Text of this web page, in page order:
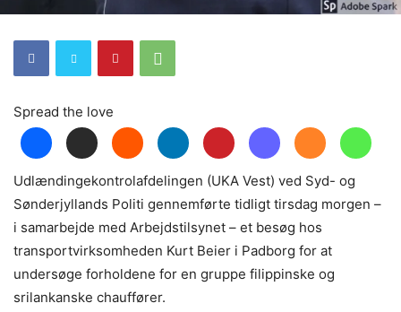
Spread the love
Udlændingekontrolafdelingen (UKA Vest) ved Syd- og
Sønderjyllands Politi gennemførte tidligt tirsdag morgen –
i samarbejde med Arbejdstilsynet – et besøg hos
transportvirksomheden Kurt Beier i Padborg for at
undersøge forholdene for en gruppe filippinske og
srilankanske chauffører.